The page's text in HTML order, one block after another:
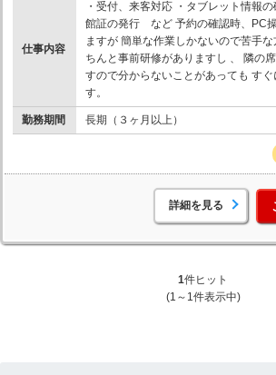
仕事内容
・受付、来客対応 ・タブレット情報
館証の発行 など 予約の確認時、PC
ますが 簡単な作業しかないので苦手
ちんと事前研修がありますし 、 隣の
すので分からないことがあっても すぐ
す。
勤務期間 長期（３ヶ月以上）
詳細を見る
1件ヒット
(1～1件表示中)